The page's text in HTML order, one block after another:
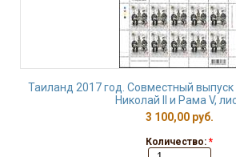
Таиланд 2017 год. Совместный выпуск
Николай II и Рама V,
3 100,00 руб.
Количество: *